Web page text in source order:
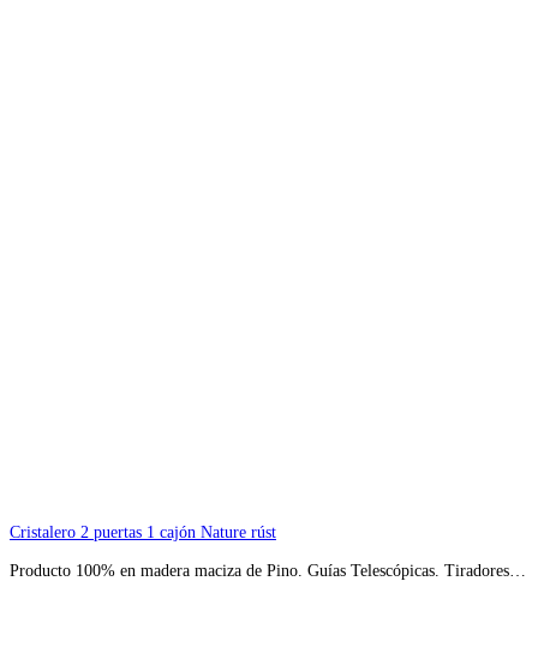
Cristalero 2 puertas 1 cajón Nature rúst
Producto 100% en madera maciza de Pino. Guías Telescópicas. Tiradores…